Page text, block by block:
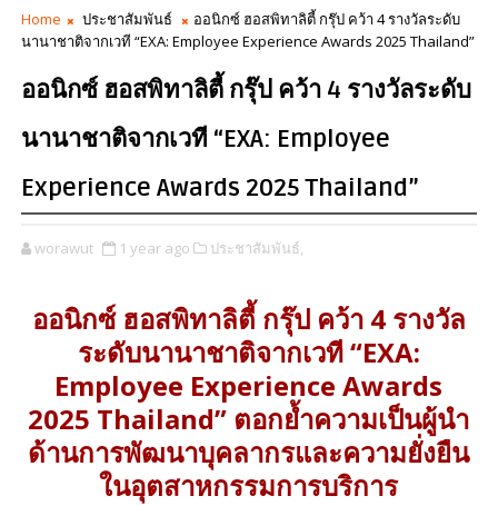
Home ประชาสัมพันธ์
ออนิกซ์ ฮอสพิทาลิตี้ กรุ๊ป คว้า 4 รางวัลระดับ
นานาชาติจากเวที “EXA: Employee Experience Awards 2025 Thailand”
ออนิกซ์ ฮอสพิทาลิตี้ กรุ๊ป คว้า 4 รางวัลระดับ
นานาชาติจากเวที “EXA: Employee
Experience Awards 2025 Thailand”
worawut 1 year ago ประชาสัมพันธ์,
ออนิกซ์ ฮอสพิทาลิตี้ กรุ๊ป คว้า 4 รางวัล
ระดับนานาชาติจากเวที “EXA:
Employee Experience Awards
2025 Thailand” ตอกย้ำความเป็นผู้นำ
ด้านการพัฒนาบุคลากรและความยั่งยืน
ในอุตสาหกรรมการบริการ